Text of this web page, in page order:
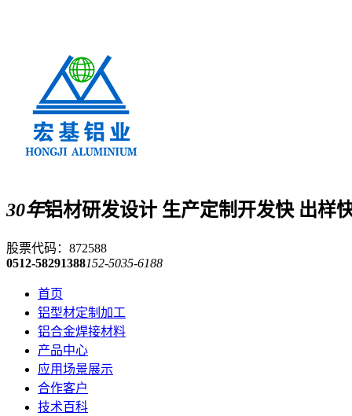
30年铝材研发设计 生产定制 开发快 出样
股票代码：872588
0512-58291388152-5035-6188
首页
铝型材定制加工
铝合金焊接材料
产品中心
应用场景展示
合作客户
技术百科